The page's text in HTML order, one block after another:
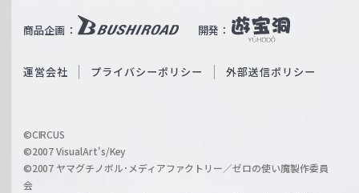
ß
c
a
r
z
商品企画： 開発：
b
O
i
運営会社 プライバシーポリシー 外部送信ポリシー
©CIRCUS
©2007 VisualArt's/Key
©2007 ヤマグチノボル･メディアファクトリー／ゼロの使い魔製作委員
会